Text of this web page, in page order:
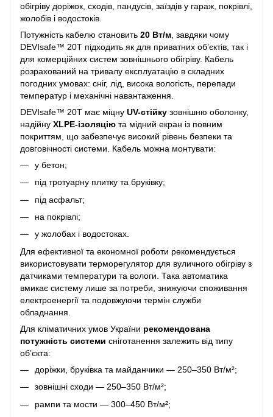
обігріву доріжок, сходів, пандусів, заїздів у гараж, покрівлі,
жолобів і водостоків.
Потужність кабелю становить 20 Вт/м , завдяки чому
DEVIsafe™ 20T підходить як для приватних об’єктів, так і
для комерційних систем зовнішнього обігріву. Кабель
розрахований на тривалу експлуатацію в складних
погодних умовах: сніг, лід, висока вологість, перепади
температур і механічні навантаження.
DEVIsafe™ 20T має міцну UV-стійку зовнішню оболонку,
надійну XLPE-ізоляцію та мідний екран із повним
покриттям, що забезпечує високий рівень безпеки та
довговічності системи. Кабель можна монтувати:
у бетон;
під тротуарну плитку та бруківку;
під асфальт;
на покрівлі;
у жолобах і водостоках.
Для ефективної та економної роботи рекомендується
використовувати терморегулятор для вуличного обігріву з
датчиками температури та вологи. Така автоматика
вмикає систему лише за потреби, знижуючи споживання
електроенергії та подовжуючи термін служби
обладнання.
Для кліматичних умов України рекомендована
потужність системи сніготанення залежить від типу
об’єкта:
доріжки, бруківка та майданчики — 250–350 Вт/м²;
зовнішні сходи — 250–350 Вт/м²;
рампи та мости — 300–450 Вт/м²;